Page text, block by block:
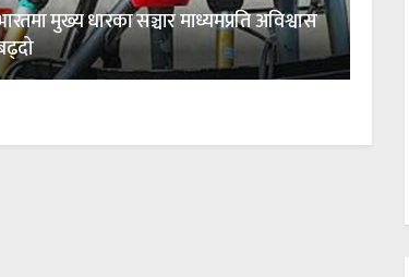
मुख्य धारका सञ्चार माध्यमप्रति अविश्वास